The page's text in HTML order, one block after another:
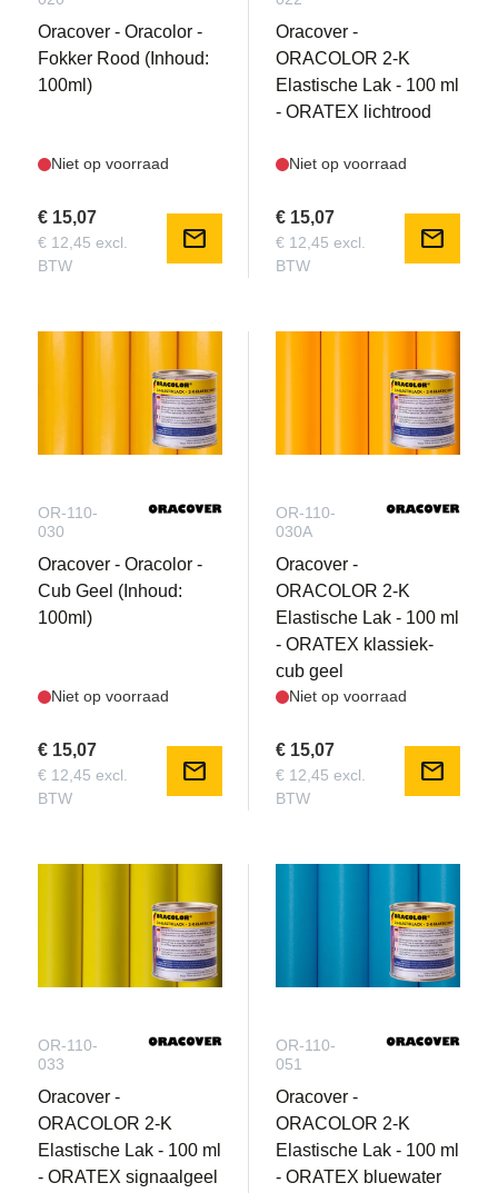
Oracover - Oracolor -
Fokker Rood (Inhoud:
100ml)
Niet op voorraad
€ 15,07
€ 12,45 excl.
BTW
mail
Oracover -
ORACOLOR 2-K
Elastische Lak - 100 ml
- ORATEX lichtrood
Niet op voorraad
€ 15,07
€ 12,45 excl.
BTW
mail
OR-110-
030
Oracover - Oracolor -
Cub Geel (Inhoud:
100ml)
Niet op voorraad
€ 15,07
€ 12,45 excl.
BTW
mail
OR-110-
030A
Oracover -
ORACOLOR 2-K
Elastische Lak - 100 ml
- ORATEX klassiek-
cub geel
Niet op voorraad
€ 15,07
€ 12,45 excl.
BTW
mail
OR-110-
033
Oracover -
ORACOLOR 2-K
Elastische Lak - 100 ml
- ORATEX signaalgeel
OR-110-
051
Oracover -
ORACOLOR 2-K
Elastische Lak - 100 ml
- ORATEX bluewater